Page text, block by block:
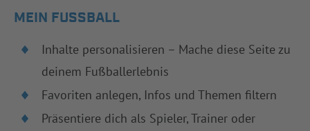
MEIN FUSSBALL
Inhalte personalisieren – Mache diese Seite zu
deinem Fußballerlebnis
Favoriten anlegen, Infos und Themen filtern
Präsentiere dich als Spieler, Trainer oder